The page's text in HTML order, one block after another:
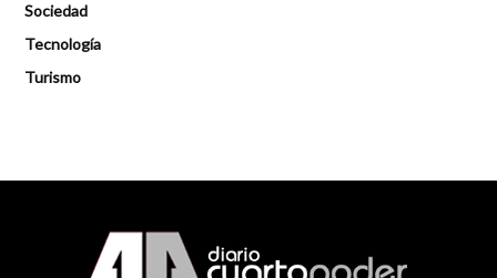
Sociedad
Tecnología
Turismo